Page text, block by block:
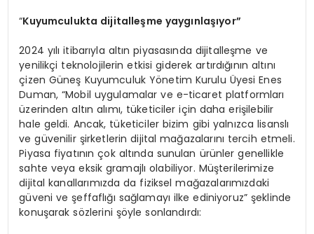
“Kuyumculukta dijitalleşme yaygınlaşıyor”
2024 yılı itibarıyla altın piyasasında dijitalleşme ve
yenilikçi teknolojilerin etkisi giderek artırdığının altını
çizen Güneş Kuyumculuk Yönetim Kurulu Üyesi Enes
Duman, “Mobil uygulamalar ve e-ticaret platformları
üzerinden altın alımı, tüketiciler için daha erişilebilir
hale geldi. Ancak, tüketiciler bizim gibi yalnızca lisanslı
ve güvenilir şirketlerin dijital mağazalarını tercih etmeli.
Piyasa fiyatının çok altında sunulan ürünler genellikle
sahte veya eksik gramajlı olabiliyor. Müşterilerimize
dijital kanallarımızda da fiziksel mağazalarımızdaki
güveni ve şeffaflığı sağlamayı ilke ediniyoruz” şeklinde
konuşarak sözlerini şöyle sonlandırdı: